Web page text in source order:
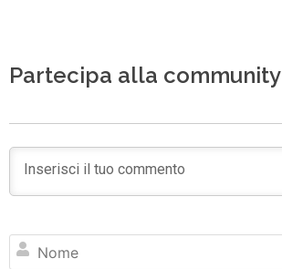
Partecipa alla community